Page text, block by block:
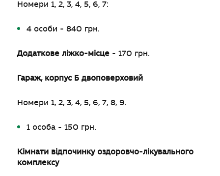
Номери 1, 2, 3, 4, 5, 6, 7:
4 особи - 840 грн.
Додаткове ліжко-місце - 170 грн.
Гараж, корпус Б двоповерховий
Номери 1, 2, 3, 4, 5, 6, 7, 8, 9.
1 особа - 150 грн.
Кімнати відпочинку оздоровчо-лікувального
комплексу